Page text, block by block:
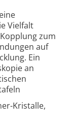
Vielfalt
zum
auf
Ein
an
Kristalle,